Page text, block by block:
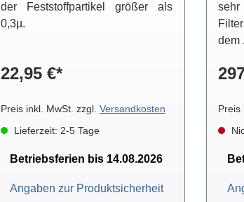
der Feststoffpartikel größer als
0,3µ.
22,95 €*
Preis inkl. MwSt. zzgl. Versandkosten
Lieferzeit: 2-5 Tage
Betriebsferien bis 14.08.2026
Angaben zur Produktsicherheit
dem
Preis